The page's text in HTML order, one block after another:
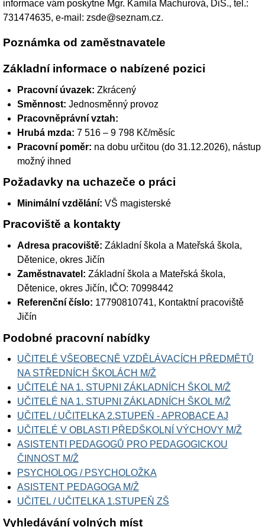
informace vám poskytne Mgr. Kamila Machurová, DiS., tel.:
731474635, e-mail: zsde@seznam.cz.
Poznámka od zaměstnavatele
Základní informace o nabízené pozici
Pracovní úvazek: Zkrácený
Směnnost: Jednosměnný provoz
Pracovněprávní vztah:
Hrubá mzda: 7 516 – 9 798 Kč/měsíc
Pracovní poměr: na dobu určitou (do 31.12.2026), nástup
možný ihned
Požadavky na uchazeče o práci
Minimální vzdělání: VŠ magisterské
Pracoviště a kontakty
Adresa pracoviště: Základní škola a Mateřská škola,
Dětenice, okres Jičín
Zaměstnavatel: Základní škola a Mateřská škola,
Dětenice, okres Jičín, IČO: 70998442
Referenční číslo: 17790810741, Kontaktní pracoviště
Jičín
Podobné pracovní nabídky
UČITELÉ VŠEOBECNĚ VZDĚLÁVACÍCH PŘEDMĚTŮ
NA STŘEDNÍCH ŠKOLÁCH M/Ž
UČITELÉ NA 1. STUPNI ZÁKLADNÍCH ŠKOL M/Ž
UČITELÉ NA 1. STUPNI ZÁKLADNÍCH ŠKOL M/Ž
UČITEL / UČITELKA 2.STUPEŇ - APROBACE AJ
UČITELÉ V OBLASTI PŘEDŠKOLNÍ VÝCHOVY M/Ž
ASISTENTI PEDAGOGŮ PRO PEDAGOGICKOU
ČINNOST M/Ž
PSYCHOLOG / PSYCHOLOŽKA
ASISTENT PEDAGOGA M/Ž
UČITEL / UČITELKA 1.STUPEŇ ZŠ
Vyhledávání volných míst